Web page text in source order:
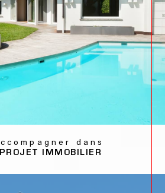
dans
IMMOBILIER